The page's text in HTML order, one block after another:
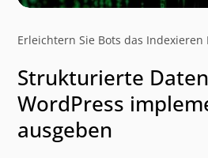
Erleichtern Sie Bots das Indexieren
Strukturierte
WordPress
ausgeben